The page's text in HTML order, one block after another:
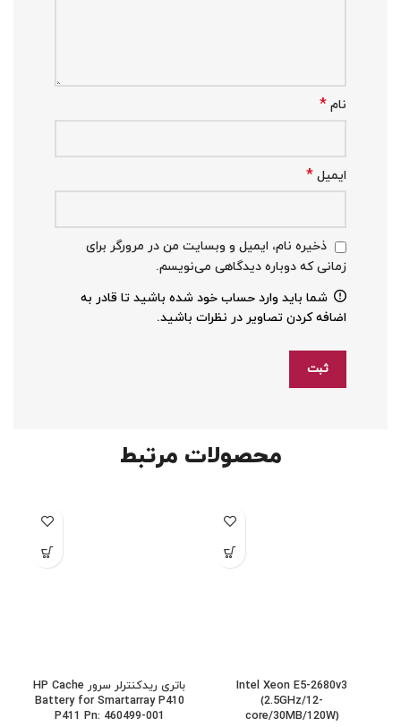
نام *
ایمیل *
ذخیره نام، ایمیل و وبسایت من در مرورگر برای
زمانی که دوباره دیدگاهی می‌نویسم.
شما باید وارد حساب خود شده باشید تا قادر به
اضافه کردن تصاویر در نظرات باشید.
محصولات مرتبط
Intel Xeon E5-2680v3
(2.5GHz/12-
core/30MB/120W)
باتری ریدکنترلر سرور HP Cache
Battery for Smartarray P410
P411 Pn: 460499-001